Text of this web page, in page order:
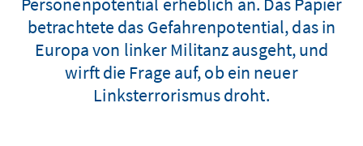
betrachtete das Gefahrenpotential, das in
Europa von linker Militanz ausgeht, und
wirft die Frage auf, ob ein neuer
Linksterrorismus droht.